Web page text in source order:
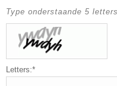
Type onderstaande 5
Letters:*